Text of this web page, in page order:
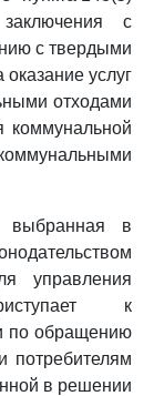
с
с твердыми
услуг
отходами
коммунальной
выбранная в
управления
к
по обращению
потребителям
в решении